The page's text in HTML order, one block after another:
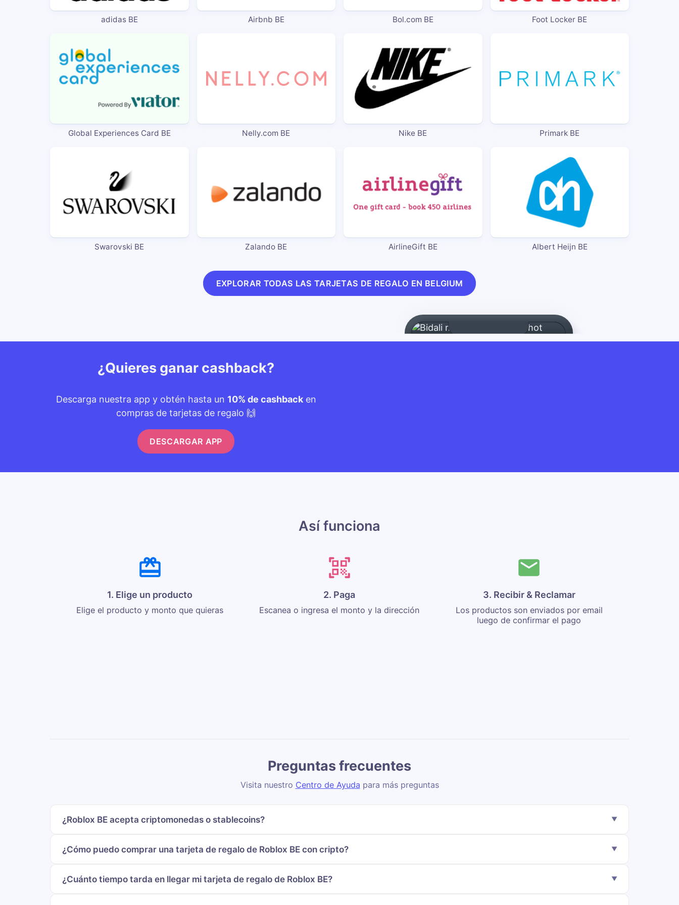
adidas BE Airbnb BE Bol.com BE Foot Locker BE
Global Experiences Card BE Nelly.com BE Nike BE Primark BE
Swarovski BE Zalando BE AirlineGift BE Albert Heijn BE
EXPLORAR TODAS LAS TARJETAS DE REGALO EN BELGIUM
¿Quieres ganar cashback?
Descarga nuestra app y obtén hasta un 10% de cashbacken
compras de tarjetas de regalo 🙌
DESCARGAR APP
Así funciona
1. Elige un producto
Elige el producto y monto que quieras
2. Paga
Escanea o ingresa el monto y la dirección
3. Recibir & Reclamar
Los productos son enviados por email
luego de confirmar el pago
Preguntas frecuentes
Visita nuestro Centro de Ayuda para más preguntas
¿Roblox BE acepta criptomonedas o stablecoins?
¿Cómo puedo comprar una tarjeta de regalo de Roblox BE con cripto?
¿Cuánto tiempo tarda en llegar mi tarjeta de regalo de Roblox BE?